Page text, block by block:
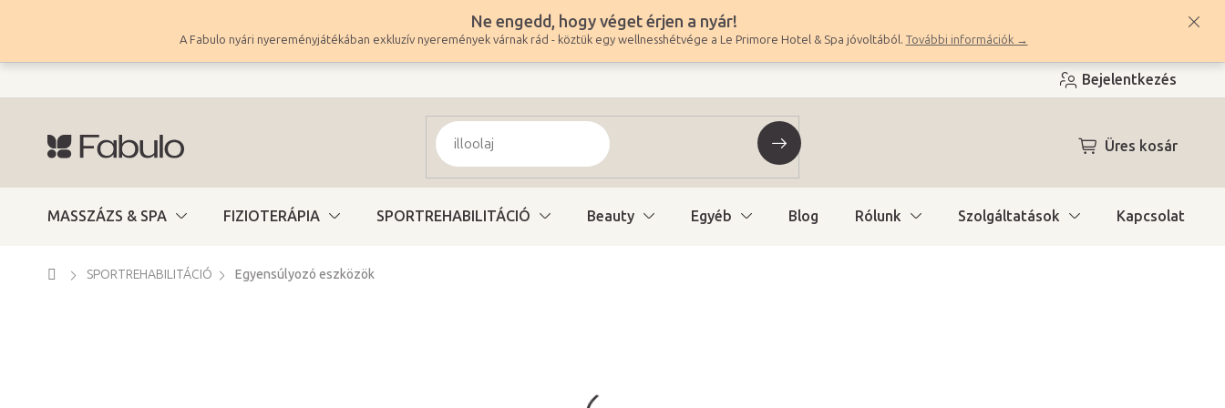
tartalomhoz
Ne engedd, hogy véget érjen a nyár!
A Fabulo nyári nyereményjátékában exkluzív nyeremények várnak rád - köztük egy wellnesshétvége a Le Primore Hotel & Spa jóvoltából. További információk →
Bejelentkezés
KOSÁR
Üres kosár
MASSZÁZS & SPA FIZIOTERÁPIA SPORTREHABILITÁCIÓ Beauty Egyéb Blog Rólunk Szolgáltatások Kapcsolat
Kezdőlap
SPORTREHABILITÁCIÓ Egyensúlyozó eszközök